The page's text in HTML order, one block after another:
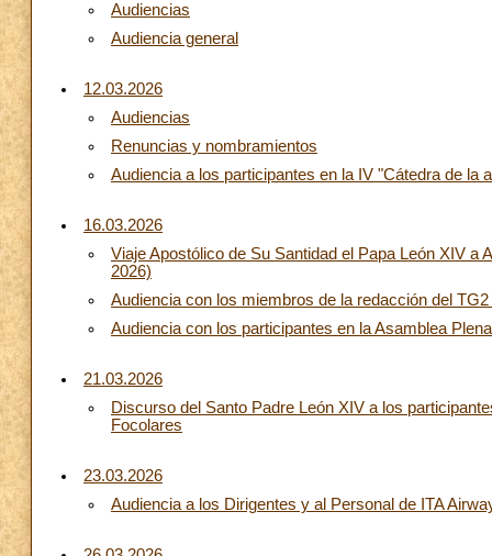
Audiencias
Audiencia general
12.03.2026
Audiencias
Renuncias y nombramientos
Audiencia a los participantes en la IV "Cátedra de la
16.03.2026
Viaje Apostólico de Su Santidad el Papa León XIV a
2026)
Audiencia con los miembros de la redacción del
Audiencia con los participantes en la Asamblea
21.03.2026
Discurso del Santo Padre León XIV a los
Focolares
23.03.2026
Audiencia a los Dirigentes y al Personal de ITA